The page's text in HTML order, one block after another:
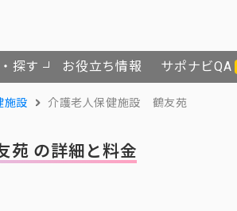
探す お役立ち情報 サポナビQA
施設 介護老人保健施設 鶴友苑
苑 の詳細と料金